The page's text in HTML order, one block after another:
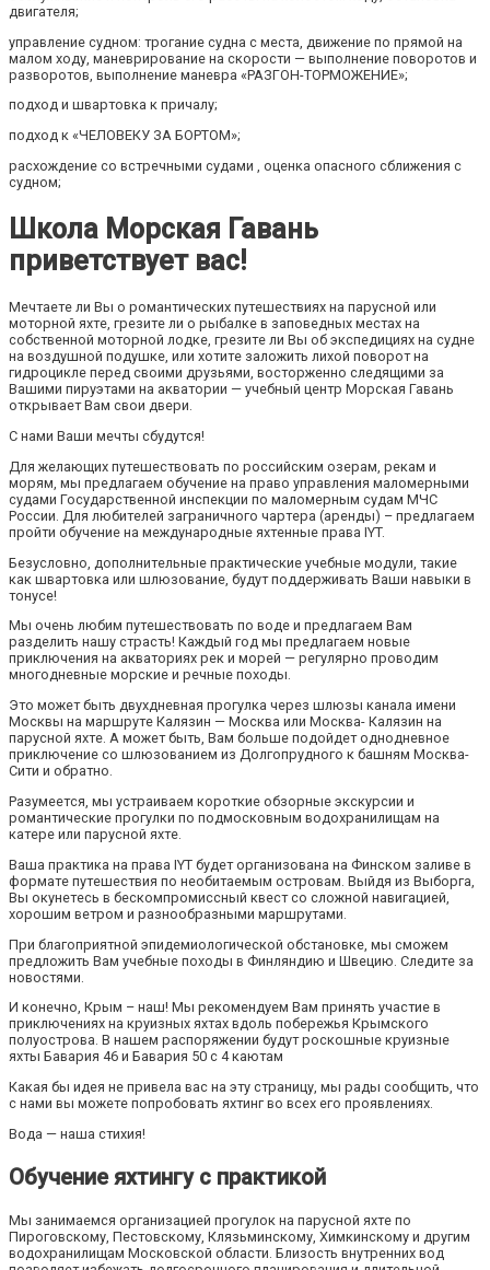
двигателя;
управление судном: трогание судна с места, движение по прямой на
малом ходу, маневрирование на скорости — выполнение поворотов и
разворотов, выполнение маневра «РАЗГОН-ТОРМОЖЕНИЕ»;
подход и швартовка к причалу;
подход к «ЧЕЛОВЕКУ ЗА БОРТОМ»;
расхождение со встречными судами , оценка опасного сближения с
судном;
Школа Морская Гавань
приветствует вас!
Мечтаете ли Вы о романтических путешествиях на парусной или
моторной яхте, грезите ли о рыбалке в заповедных местах на
собственной моторной лодке, грезите ли Вы об экспедициях на судне
на воздушной подушке, или хотите заложить лихой поворот на
гидроцикле перед своими друзьями, восторженно следящими за
Вашими пируэтами на акватории — учебный центр Морская Гавань
открывает Вам свои двери.
С нами Ваши мечты сбудутся!
Для желающих путешествовать по российским озерам, рекам и
морям, мы предлагаем обучение на право управления маломерными
судами Государственной инспекции по маломерным судам МЧС
России. Для любителей заграничного чартера (аренды) – предлагаем
пройти обучение на международные яхтенные права IYT.
Безусловно, дополнительные практические учебные модули, такие
как швартовка или шлюзование, будут поддерживать Ваши навыки в
тонусе!
Мы очень любим путешествовать по воде и предлагаем Вам
разделить нашу страсть! Каждый год мы предлагаем новые
приключения на акваториях рек и морей — регулярно проводим
многодневные морские и речные походы.
Это может быть двухдневная прогулка через шлюзы канала имени
Москвы на маршруте Калязин — Москва или Москва- Калязин на
парусной яхте. А может быть, Вам больше подойдет однодневное
приключение со шлюзованием из Долгопрудного к башням Москва-
Сити и обратно.
Разумеется, мы устраиваем короткие обзорные экскурсии и
романтические прогулки по подмосковным водохранилищам на
катере или парусной яхте.
Ваша практика на права IYT будет организована на Финском заливе в
формате путешествия по необитаемым островам. Выйдя из Выборга,
Вы окунетесь в бескомпромиссный квест со сложной навигацией,
хорошим ветром и разнообразными маршрутами.
При благоприятной эпидемиологической обстановке, мы сможем
предложить Вам учебные походы в Финляндию и Швецию. Следите за
новостями.
И конечно, Крым – наш! Мы рекомендуем Вам принять участие в
приключениях на круизных яхтах вдоль побережья Крымского
полуострова. В нашем распоряжении будут роскошные круизные
яхты Бавария 46 и Бавария 50 с 4 каютам
Какая бы идея не привела вас на эту страницу, мы рады сообщить, что
с нами вы можете попробовать яхтинг во всех его проявлениях.
Вода — наша стихия!
Обучение яхтингу с практикой
Мы занимаемся организацией прогулок на парусной яхте по
Пироговскому, Пестовскому, Клязьминскому, Химкинскому и другим
водохранилищам Московской области. Близость внутренних вод